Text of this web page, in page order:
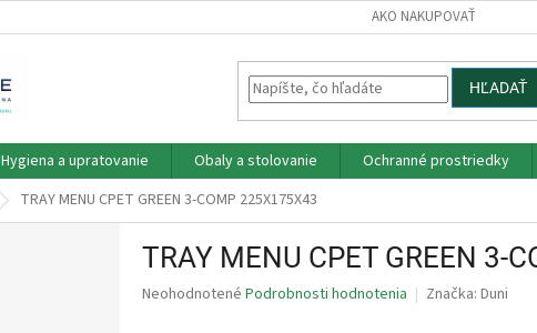
AKO NAKUPOVAŤ
HĽADAŤ
Hygiena a upratovanie Obaly a stolovanie Ochranné prostriedky
TRAY MENU CPET GREEN 3-COMP 225X175X43
TRAY MENU CPET GREEN 3-
Priemerné
Neohodnotené Podrobnosti hodnotenia Značka: Duni